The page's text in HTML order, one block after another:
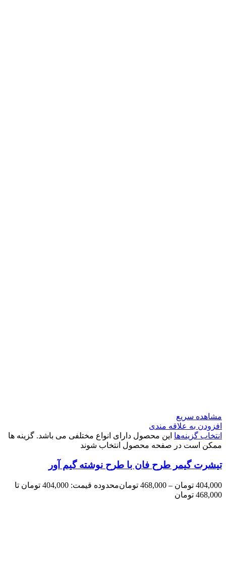
مشاهده سریع
افزودن به علاقه مندی
انتخاب گزینه‌ها این محصول دارای انواع مختلفی می باشد. گزینه ها
ممکن است در صفحه محصول انتخاب شوند
تیشرت گیمر طرح فان با طرح نوشته گیم آور
404,000 تومان –
468,000 تومان
محدوده قیمت: 404,000 تومان تا
468,000 تومان